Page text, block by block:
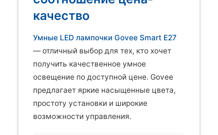
качество
Умные LED лампочки Govee Smart E27
— отличный выбор для тех, кто хочет
получить качественное умное
освещение по доступной цене. Govee
предлагает яркие насыщенные цвета,
простоту установки и широкие
возможности управления.